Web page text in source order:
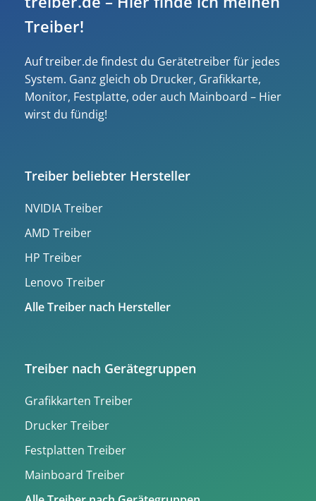
Treiber!
Auf treiber.de findest du Gerätetreiber für jedes
System. Ganz gleich ob Drucker, Grafikkarte,
Monitor, Festplatte, oder auch Mainboard – Hier
wirst du fündig!
Treiber beliebter Hersteller
NVIDIA Treiber
AMD Treiber
HP Treiber
Lenovo Treiber
Alle Treiber nach Hersteller
Treiber nach Gerätegruppen
Grafikkarten Treiber
Drucker Treiber
Festplatten Treiber
Mainboard Treiber